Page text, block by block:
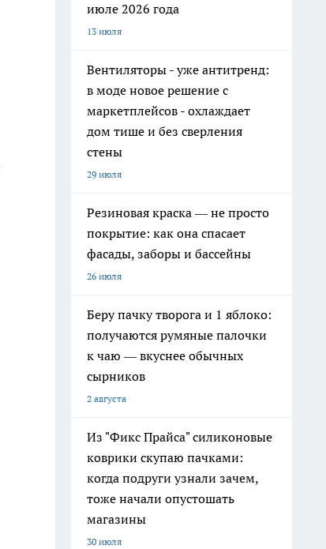
июле 2026 года
13 июля
Вентиляторы - уже антитренд:
в моде новое решение с
маркетплейсов - охлаждает
дом тише и без сверления
стены
29 июля
Резиновая краска — не просто
покрытие: как она спасает
фасады, заборы и бассейны
26 июля
Беру пачку творога и 1 яблоко:
получаются румяные палочки
к чаю — вкуснее обычных
сырников
2 августа
Из "Фикс Прайса" силиконовые
коврики скупаю пачками:
когда подруги узнали зачем,
тоже начали опустошать
магазины
30 июля